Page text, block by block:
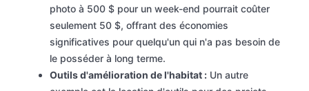
photo à 500 $ pour un week-end pourrait coûter
seulement 50 $, offrant des économies
significatives pour quelqu'un qui n'a pas besoin de
le posséder à long terme.
Outils d'amélioration de l'habitat : Un autre